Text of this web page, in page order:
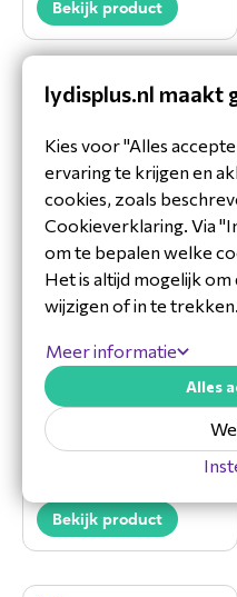
Bekijk product
Patton Cloud
CBFL-QSIG
Bekijk product
Patton Cloud
seamless
hunting r
Bekijk product
lydisplus.nl maakt
Kies voor "Alles
ervaring te krijgen en
cookies, zoals
Cookieverklaring. Via
om te bepalen welke
Het is altijd mogelijk
wijzigen of in te trekken.
Meer informatie
Alles